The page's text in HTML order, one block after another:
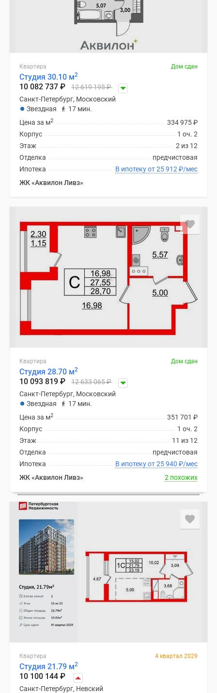
Квартира Дом сдан
Студия 30.10 м2
10 082 737 ₽ 12 619 195₽
Санкт-Петербург, Московский
Звездная
17 мин.
334 975₽
Цена за м2
1 оч. 2
Корпус
2 из 12
Этаж
предчистовая
Отделка
В ипотеку от 25 912 ₽/мес
Ипотека
ЖК «Аквилон Ливз»
Квартира Дом сдан
Студия 28.70 м2
10 093 819 ₽ 12 633 065₽
Санкт-Петербург, Московский
Звездная
17 мин.
351 701 ₽
Цена за м2
1 оч. 2
Корпус
11 из 12
Этаж
предчистовая
Отделка
В ипотеку от 25 940 ₽/мес
Ипотека
ЖК «Аквилон Ливз»
2 похожих
Квартира 4 квартал 2029
Студия 21.79 м2
10 100 144 ₽
Санкт-Петербург, Невский